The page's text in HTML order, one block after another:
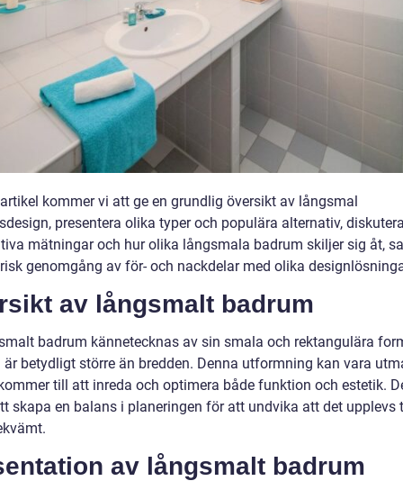
kommer vi att ge en grundlig översikt av långsmal
presentera olika typer och populära alternativ,
mätningar och hur olika långsmala badrum skiljer sig åt,
genomgång av för- och nackdelar med olika
av långsmalt badrum
badrum kännetecknas av sin smala och rektangulära
är betydligt större än bredden. Denna utformning kan vara
till att inreda och optimera både funktion och estetik.
skapa en balans i planeringen för att undvika att det upplevs
av långsmalt badrum